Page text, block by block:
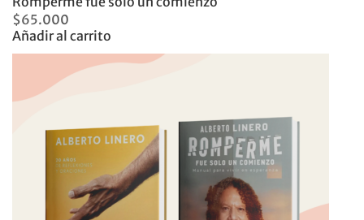
$65.000
Añadir al carrito